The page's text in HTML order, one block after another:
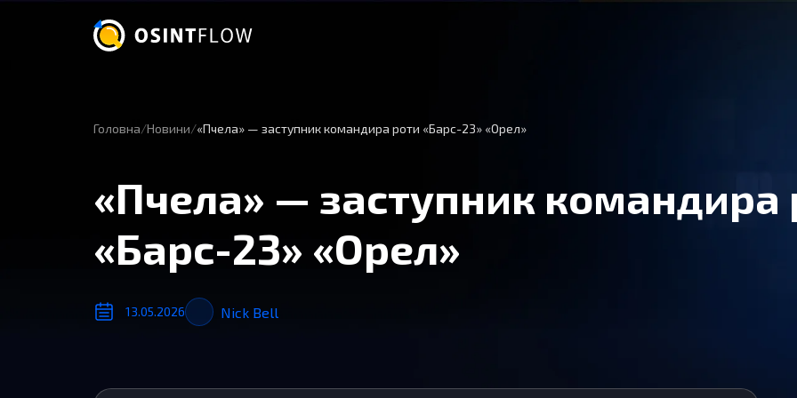
Головна Новини «Пчела» — заступник командира роти «Барс-23» «Орел»
«Пчела» — заступник командира
«Барс-23» «Орел»
13.05.2026 Nick Bell